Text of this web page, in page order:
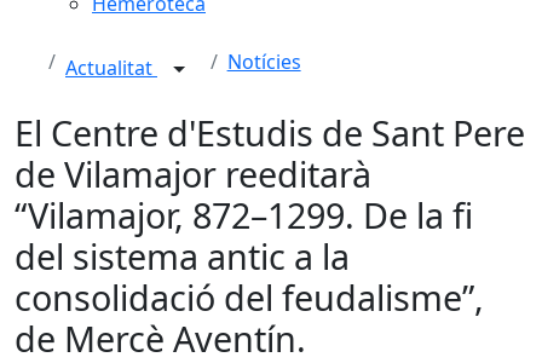
Actualitat Notícies
El Centre d'Estudis de Sant Pere
de Vilamajor reeditarà
“Vilamajor, 872–1299. De la fi
del sistema antic a la
consolidació del feudalisme”,
de Mercè Aventín.